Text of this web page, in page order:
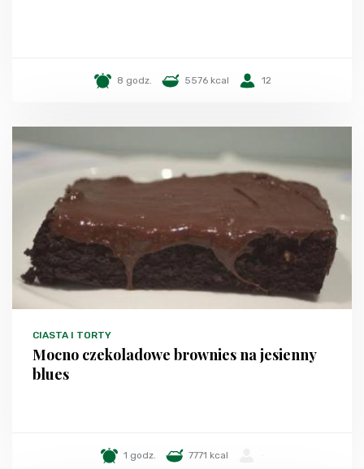
8 godz. 5576 kcal 12
CIASTA I TORTY
Mocno czekoladowe brownies na jesienny
blues
1 godz. 7771 kcal